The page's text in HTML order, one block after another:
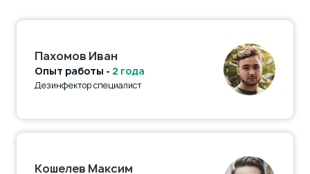
Пахомов Иван
Опыт работы - 2 года
Дезинфектор специалист
Кошелев Максим